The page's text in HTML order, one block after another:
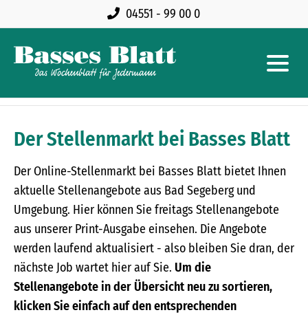
04551 - 99 00 0
Der Stellenmarkt bei Basses Blatt
Der Online-Stellenmarkt bei Basses Blatt bietet Ihnen
aktuelle Stellenangebote aus Bad Segeberg und
Umgebung. Hier können Sie freitags Stellenangebote
aus unserer Print-Ausgabe einsehen. Die Angebote
werden laufend aktualisiert - also bleiben Sie dran, der
nächste Job wartet hier auf Sie. Um die
Stellenangebote in der Übersicht neu zu sortieren,
klicken Sie einfach auf den entsprechenden